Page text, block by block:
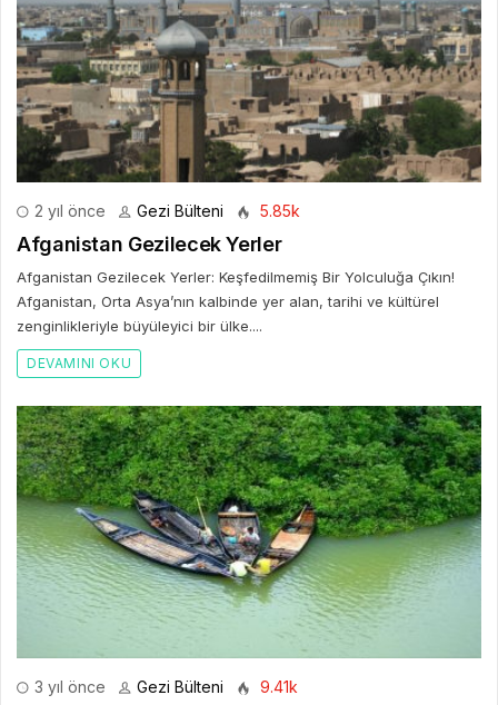
2 yıl önce Gezi Bülteni 5.85k
Afganistan Gezilecek Yerler
Afganistan Gezilecek Yerler: Keşfedilmemiş Bir Yolculuğa Çıkın!
Afganistan, Orta Asya’nın kalbinde yer alan, tarihi ve kültürel
zenginlikleriyle büyüleyici bir ülke....
DEVAMINI OKU
3 yıl önce Gezi Bülteni 9.41k